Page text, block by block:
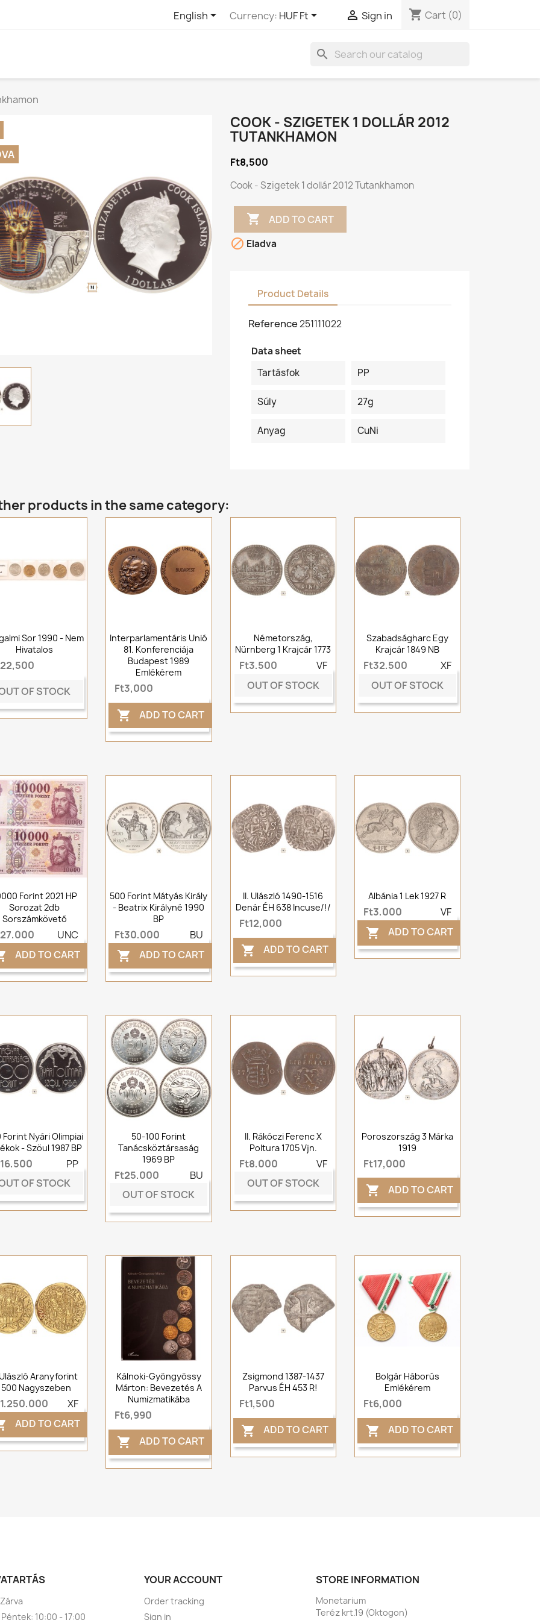
English Currency: HUF Ft  Sign in shopping_cart Cart (0)
search
COOK - SZIGETEK 1 DOLLÁR 2012
TUTANKHAMON
Ft8,500
Cook - Szigetek 1 dollár 2012 Tutankhamon
 ADD TO CART
 Eladva
Product Details
Reference251111022
Data sheet
Tartásfok
PP
Súly 27g
Anyag CuNi
products in the same category:
Sor 1990 - Nem
Hivatalos
OF STOCK
Interparlamentáris Unió
81. Konferenciája
Budapest 1989
Emlékérem
Ft3,000
 ADD TO CART
Németország,
Nürnberg 1 Krajcár 1773
Ft3,500
VF
OUT OF STOCK
Szabadságharc Egy
Krajcár 1849 NB
Ft32,500
XF
OUT OF STOCK
Forint 2021 HP
Sorozat 2db
Sorszámkövető
UNC
ADD TO CART
500 Forint Mátyás Király
- Beatrix Királyné 1990
BP
Ft30,000 BU
 ADD TO CART
II. Ulászló 1490-1516
Denár ÉH 638 Incuse/!/
Ft12,000
 ADD TO CART
Albánia 1 Lek 1927 R
Ft3,000 VF
 ADD TO CART
Forint Nyári Olimpiai
- Szöul 1987 BP
PP
OF STOCK
50-100 Forint
Tanácsköztársaság
1969 BP
Ft25,000
BU
OUT OF STOCK
II. Rákóczi Ferenc X
Poltura 1705 Vjn.
Ft8,000
VF
OUT OF STOCK
Poroszország 3 Márka
1919
Ft17,000
 ADD TO CART
Aranyforint
Nagyszeben
XF
ADD TO CART
Kálnoki-Gyöngyössy
Márton: Bevezetés A
Numizmatikába
Ft6,990
 ADD TO CART
Zsigmond 1387-1437
Parvus ÉH 453 R!
Ft1,500
 ADD TO CART
Bolgár Háborús
Emlékérem
Ft6,000
 ADD TO CART
10:00 - 17:00
YOUR ACCOUNT
Order tracking
Sign in
STORE INFORMATION
Monetarium
Teréz krt.19 (Oktogon)